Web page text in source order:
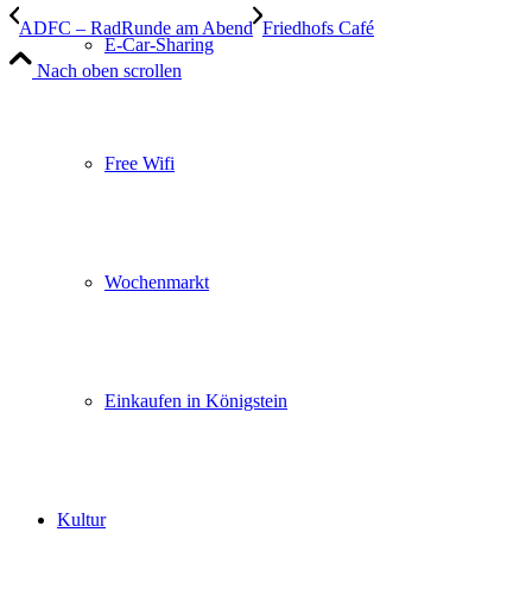
E-Car-Sharing
Free Wifi
Wochenmarkt
Einkaufen in Königstein
Kultur
ADFC – RadRunde am Abend Friedhofs Café
Nach oben scrollen